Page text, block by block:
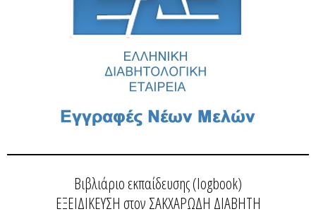
Βιβλιάριο εκπαίδευσης (logbook)
ΕΞΕΙΔΙΚΕΥΣΗ στον ΣΑΚΧΑΡΩΔΗ ΔΙΑΒΗΤΗ